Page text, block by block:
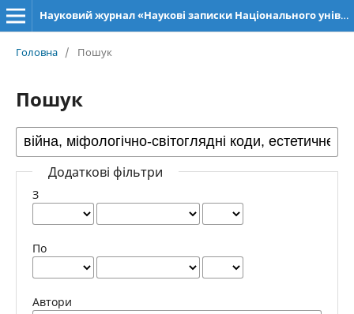
Науковий журнал «Наукові записки Національного університету «Острозька академія»: серія «Філософія»
Головна / Пошук
Пошук
Додаткові фільтри
З
По
Автори